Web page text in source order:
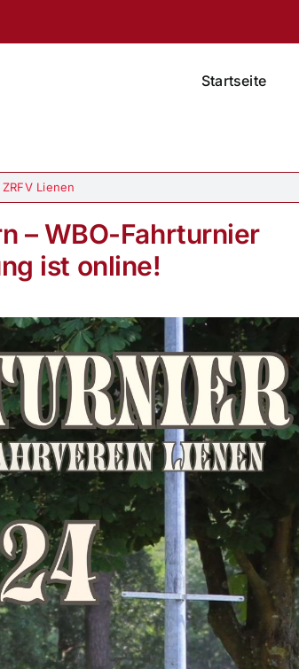
Startseite
ZRFV Lienen
– WBO-Fahrturnier
ist online!